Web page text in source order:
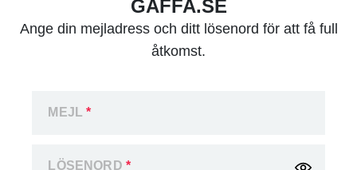
GAFFA.SE
Ange din mejladress och ditt lösenord för att få full
åtkomst.
MEJL*
LÖSENORD *